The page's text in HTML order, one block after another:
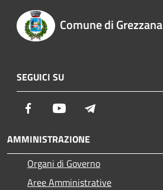
Comune di Grezzana
SEGUICI SU
Facebook Youtube
AMMINISTRAZIONE
Organi di Governo
Aree Amministrative